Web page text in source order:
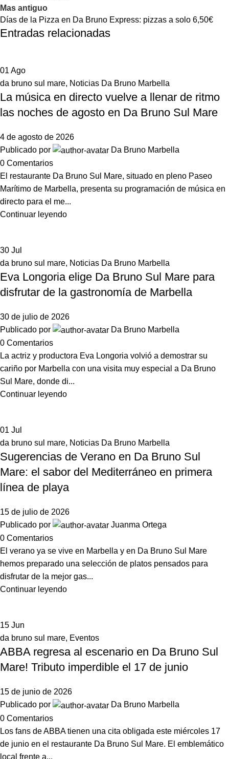
Mas antiguo
Días de la Pizza en Da Bruno Express: pizzas a solo 6,50€
Entradas relacionadas
01 Ago
da bruno sul mare, Noticias Da Bruno Marbella
La música en directo vuelve a llenar de ritmo
las noches de agosto en Da Bruno Sul Mare
4 de agosto de 2026
Publicado por
Da Bruno Marbella
0 Comentarios
El restaurante Da Bruno Sul Mare, situado en pleno Paseo
Marítimo de Marbella, presenta su programación de música en
directo para el me...
Continuar leyendo
30 Jul
da bruno sul mare, Noticias Da Bruno Marbella
Eva Longoria elige Da Bruno Sul Mare para
disfrutar de la gastronomía de Marbella
30 de julio de 2026
Publicado por
Da Bruno Marbella
0 Comentarios
La actriz y productora Eva Longoria volvió a demostrar su
cariño por Marbella con una visita muy especial a Da Bruno
Sul Mare, donde di...
Continuar leyendo
01 Jul
da bruno sul mare, Noticias Da Bruno Marbella
Sugerencias de Verano en Da Bruno Sul
Mare: el sabor del Mediterráneo en primera
línea de playa
15 de julio de 2026
Publicado por
Juanma Ortega
0 Comentarios
El verano ya se vive en Marbella y en Da Bruno Sul Mare
hemos preparado una selección de platos pensados para
disfrutar de la mejor gas...
Continuar leyendo
15 Jun
da bruno sul mare, Eventos
ABBA regresa al escenario en Da Bruno Sul
Mare! Tributo imperdible el 17 de junio
15 de junio de 2026
Publicado por
Da Bruno Marbella
0 Comentarios
Los fans de ABBA tienen una cita obligada este miércoles 17
de junio en el restaurante Da Bruno Sul Mare. El emblemático
local frente a...